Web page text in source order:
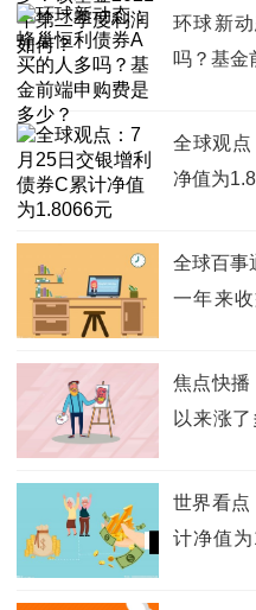
环球新
吗？基金
全球观
净值为
全球百事
一年来
焦点快播
以来涨
世界看点
计净值